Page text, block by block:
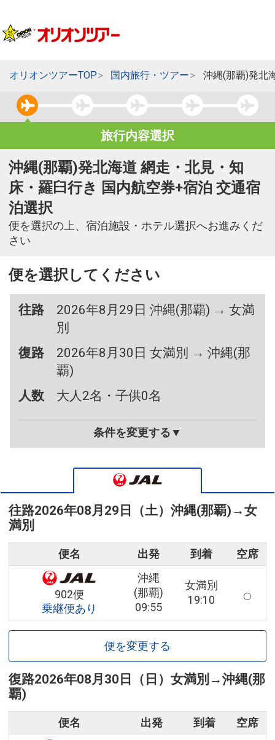
オリオンツアーTOP 国内旅行・ツアー 沖縄(那覇)発北
旅行内容選択
沖縄(那覇)発北海道 網走・北見・知
床・羅臼行き 国内航空券+宿泊 交通宿
泊選択
便を選択の上、宿泊施設・ホテル選択へお進みくだ
さい
便を選択してください
往路
2026年8月29日 沖縄(那覇) → 女満
別
復路
2026年8月30日 女満別 → 沖縄(那
覇)
人数
大人2名・子供0名
条件を変更する▼
往路2026年08月29日（土） 沖縄(那覇) →女
満別
便名 出発 到着 空席
902便
乗継便あり
沖縄
(那覇)
09:55
女満別
19:10
便を変更する
復路2026年08月30日（日） 女満別 →沖縄(那
覇)
便名 出発 到着 空席